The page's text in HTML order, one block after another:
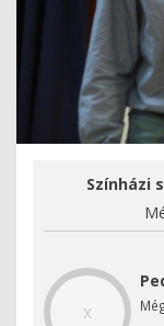
Színházi
x